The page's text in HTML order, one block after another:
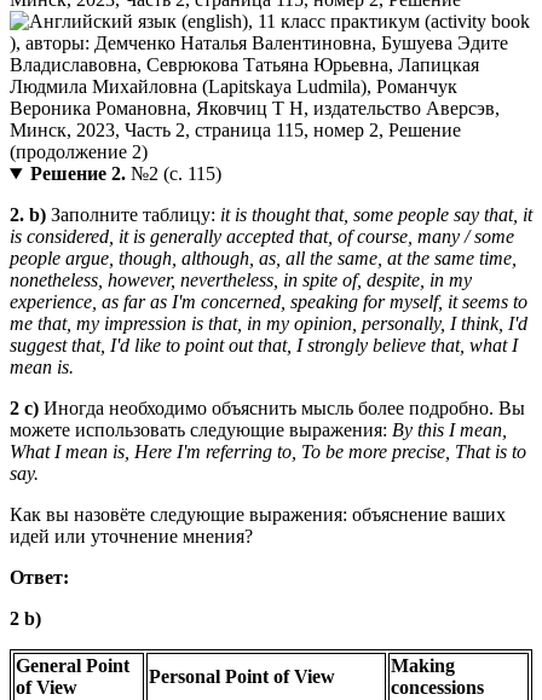
Решение 2.№2 (с. 115)
2. b) Заполните таблицу: it is thought that, some people say that, it
is considered, it is generally accepted that, of course, many / some
people argue, though, although, as, all the same, at the same time,
nonetheless, however, nevertheless, in spite of, despite, in my
experience, as far as I'm concerned, speaking for myself, it seems to
me that, my impression is that, in my opinion, personally, I think, I'd
suggest that, I'd like to point out that, I strongly believe that, what I
mean is.
2 c) Иногда необходимо объяснить мысль более подробно. Вы
можете использовать следующие выражения: By this I mean,
What I mean is, Here I'm referring to, To be more precise, That is to
say.
Как вы назовёте следующие выражения: объяснение ваших
идей или уточнение мнения?
Ответ:
2 b)
General Point
of View
Personal Point of View
Making
concessions